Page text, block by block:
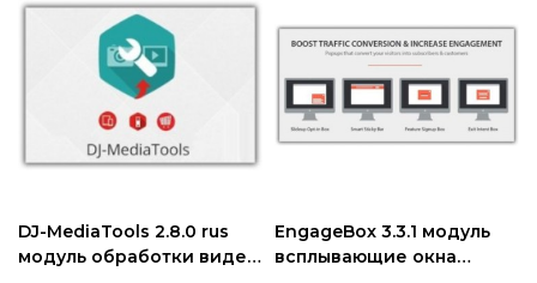
DJ-MediaTools 2.8.0 rus
модуль обработки видео
EngageBox 3.3.1 модуль
всплывающие окна